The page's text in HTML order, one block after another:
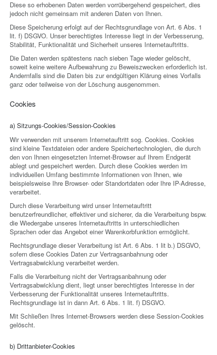
Diese so erhobenen Daten werden vorrübergehend gespeichert, dies
jedoch nicht gemeinsam mit anderen Daten von Ihnen.
Diese Speicherung erfolgt auf der Rechtsgrundlage von Art. 6 Abs. 1
lit. f) DSGVO. Unser berechtigtes Interesse liegt in der Verbesserung,
Stabilität, Funktionalität und Sicherheit unseres Internetauftritts.
Die Daten werden spätestens nach sieben Tage wieder gelöscht,
soweit keine weitere Aufbewahrung zu Beweiszwecken erforderlich ist.
Andernfalls sind die Daten bis zur endgültigen Klärung eines Vorfalls
ganz oder teilweise von der Löschung ausgenommen.
Cookies
a) Sitzungs-Cookies/Session-Cookies
Wir verwenden mit unserem Internetauftritt sog. Cookies. Cookies
sind kleine Textdateien oder andere Speichertechnologien, die durch
den von Ihnen eingesetzten Internet-Browser auf Ihrem Endgerät
ablegt und gespeichert werden. Durch diese Cookies werden im
individuellen Umfang bestimmte Informationen von Ihnen, wie
beispielsweise Ihre Browser- oder Standortdaten oder Ihre IP-Adresse,
verarbeitet.
Durch diese Verarbeitung wird unser Internetauftritt
benutzerfreundlicher, effektiver und sicherer, da die Verarbeitung bspw.
die Wiedergabe unseres Internetauftritts in unterschiedlichen
Sprachen oder das Angebot einer Warenkorbfunktion ermöglicht.
Rechtsgrundlage dieser Verarbeitung ist Art. 6 Abs. 1 lit b.) DSGVO,
sofern diese Cookies Daten zur Vertragsanbahnung oder
Vertragsabwicklung verarbeitet werden.
Falls die Verarbeitung nicht der Vertragsanbahnung oder
Vertragsabwicklung dient, liegt unser berechtigtes Interesse in der
Verbesserung der Funktionalität unseres Internetauftritts.
Rechtsgrundlage ist in dann Art. 6 Abs. 1 lit. f) DSGVO.
Mit Schließen Ihres Internet-Browsers werden diese Session-Cookies
gelöscht.
b) Drittanbieter-Cookies